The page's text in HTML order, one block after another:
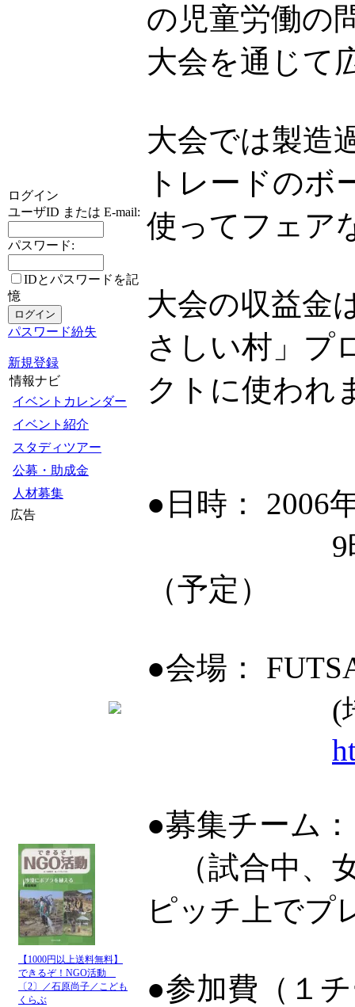
ログイン
ユーザID または E-mail:
パスワード:
IDとパスワードを記
憶
パスワード紛失
新規登録
情報ナビ
イベントカレンダー
イベント紹介
スタディツアー
公募・助成金
人材募集
広告
【1000円以上送料無料】
できるぞ！NGO活動
〔2〕／石原尚子／こども
くらぶ
の児童労働の
大会を通じて
大会では製造
トレードのボ
使ってフェア
大会の収益金
さしい村」プ
クトに使われ
●日時： 2006
9時開場
（予定）
●会場：
(埼玉県
●募集チーム
（試合中、
ピッチ上でプ
●参加費（１